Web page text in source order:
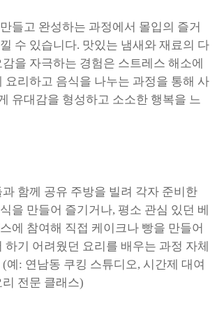
들고 완성하는 과정에서 몰입의 즐거
수 있습니다. 맛있는 냄새와 재료의 다
을 자극하는 경험은 스트레스 해소에
요리하고 음식을 나누는 과정을 통해 사
유대감을 형성하고 소소한 행복을 느
함께 공유 주방을 빌려 각자 준비한
을 만들어 즐기거나, 평소 관심 있던 베
에 참여해 직접 케이크나 빵을 만들어
하기 어려웠던 요리를 배우는 과정 자체
예: 연남동 쿠킹 스튜디오, 시간제 대여
전문 클래스)